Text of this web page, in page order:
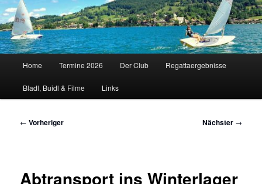
Home Termine 2026 Der Club Regattaergebnisse
Bladl, Buidl & Filme Links
Beitragsnavigation
← Vorheriger Nächster →
Abtransport ins Winterlager